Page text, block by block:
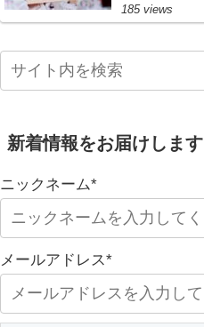
185 views
新着情報をお届けします
ニックネーム*
メールアドレス*